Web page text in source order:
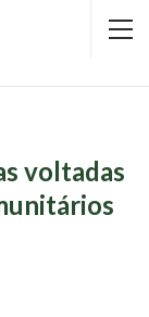
voltadas